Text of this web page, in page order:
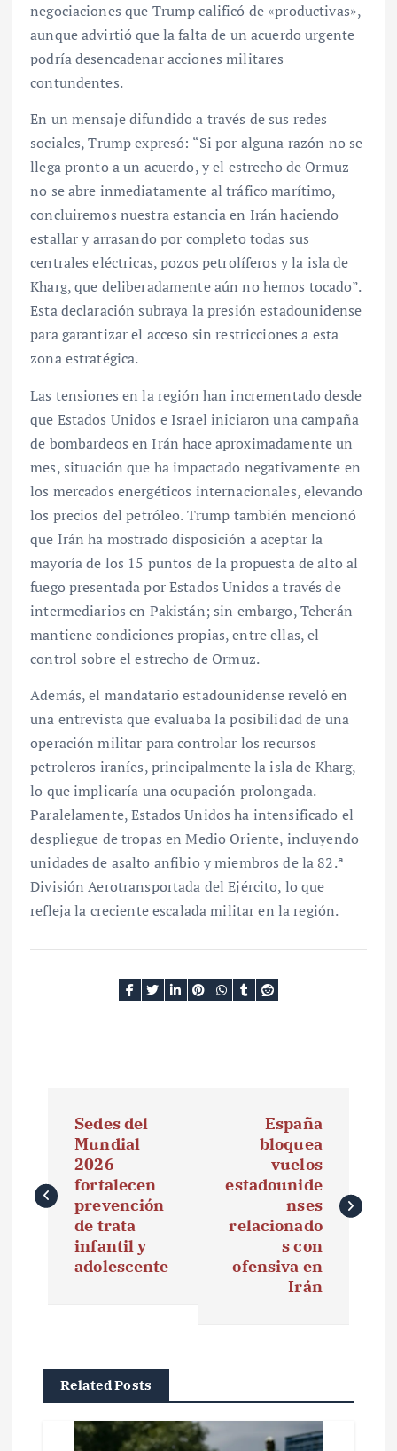
negociaciones que Trump calificó de «productivas»,
aunque advirtió que la falta de un acuerdo urgente
podría desencadenar acciones militares
contundentes.
En un mensaje difundido a través de sus redes
sociales, Trump expresó: “Si por alguna razón no se
llega pronto a un acuerdo, y el estrecho de Ormuz
no se abre inmediatamente al tráfico marítimo,
concluiremos nuestra estancia en Irán haciendo
estallar y arrasando por completo todas sus
centrales eléctricas, pozos petrolíferos y la isla de
Kharg, que deliberadamente aún no hemos tocado”.
Esta declaración subraya la presión estadounidense
para garantizar el acceso sin restricciones a esta
zona estratégica.
Las tensiones en la región han incrementado desde
que Estados Unidos e Israel iniciaron una campaña
de bombardeos en Irán hace aproximadamente un
mes, situación que ha impactado negativamente en
los mercados energéticos internacionales, elevando
los precios del petróleo. Trump también mencionó
que Irán ha mostrado disposición a aceptar la
mayoría de los 15 puntos de la propuesta de alto al
fuego presentada por Estados Unidos a través de
intermediarios en Pakistán; sin embargo, Teherán
mantiene condiciones propias, entre ellas, el
control sobre el estrecho de Ormuz.
Además, el mandatario estadounidense reveló en
una entrevista que evaluaba la posibilidad de una
operación militar para controlar los recursos
petroleros iraníes, principalmente la isla de Kharg,
lo que implicaría una ocupación prolongada.
Paralelamente, Estados Unidos ha intensificado el
despliegue de tropas en Medio Oriente, incluyendo
unidades de asalto anfibio y miembros de la 82.ª
División Aerotransportada del Ejército, lo que
refleja la creciente escalada militar en la región.
v
e
Sedes del
Mundial
2026
fortalecen
prevención
de trata
infantil y
adolescente
España
bloquea
vuelos
estadounide
nses
relacionado
s con
ofensiva en
Irán
Related Posts